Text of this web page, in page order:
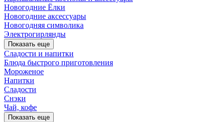
Новогодние Ёлки
Новогодние аксессуары
Новогодняя символика
Электрогирлянды
Показать еще
Сладости и напитки
Блюда быстрого приготовления
Мороженое
Напитки
Сладости
Снэки
Чай, кофе
Показать еще